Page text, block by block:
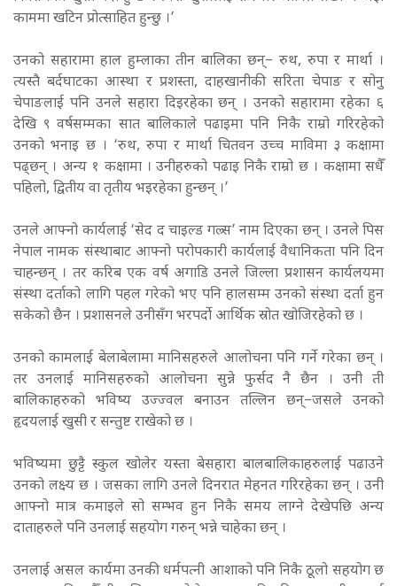
काममा खटिन प्रोत्साहित हुन्छु ।’
उनको सहारामा हाल हुम्लाका तीन बालिका छन्– रुथ, रुपा र मार्था ।
त्यस्तै बर्दघाटका आस्था र प्रशस्ता, दाहखानीकी सरिता चेपाङ र सोनु
चेपाङलाई पनि उनले सहारा दिइरहेका छन् । उनको सहारामा रहेका ६
देखि ९ वर्षसम्मका सात बालिकाले पढाइमा पनि निकै राम्रो गरिरहेको
उनको भनाइ छ । ‘रुथ, रुपा र मार्था चितवन उच्च माविमा ३ कक्षामा
पढ्छन् । अन्य १ कक्षामा । उनीहरुको पढाइ निकै राम्रो छ । कक्षामा सधैँ
पहिलो, द्वितीय वा तृतीय भइरहेका हुन्छन् ।’
उनले आफ्नो कार्यलाई ‘सेद द चाइल्ड गल्र्स’ नाम दिएका छन् । उनले पिस
नेपाल नामक संस्थाबाट आफ्नो परोपकारी कार्यलाई वैधानिकता पनि दिन
चाहन्छन् । तर करिब एक वर्ष अगाडि उनले जिल्ला प्रशासन कार्यलयमा
संस्था दर्ताको लागि पहल गरेको भए पनि हालसम्म उनको संस्था दर्ता हुन
सकेको छैन । प्रशासनले उनीसँग भरपर्दो आर्थिक स्रोत खोजिरहेको छ ।
उनको कामलाई बेलाबेलामा मानिसहरुले आलोचना पनि गर्ने गरेका छन् ।
तर उनलाई मानिसहरुको आलोचना सुन्ने फुर्सद नै छैन । उनी ती
बालिकाहरुको भविष्य उज्ज्वल बनाउन तल्लिन छन्–जसले उनको
हृदयलाई खुसी र सन्तुष्ट राखेको छ ।
भविष्यमा छुट्टै स्कुल खोलेर यस्ता बेसहारा बालबालिकाहरुलाई पढाउने
उनको लक्ष्य छ । जसका लागि उनले दिनरात मेहनत गरिरहेका छन् । उनी
आफ्नो मात्र कमाइले सो सम्भव हुन निकै समय लाग्ने देखेपछि अन्य
दाताहरुले पनि उनलाई सहयोग गरुन् भन्ने चाहेका छन् ।
उनलाई असल कार्यमा उनकी धर्मपत्नी आशाको पनि निकै ठूलो सहयोग छ